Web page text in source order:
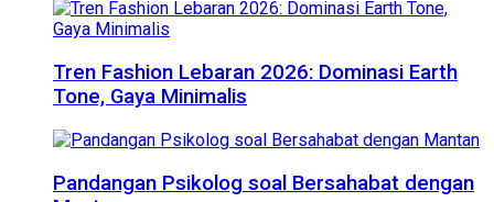
Tren Fashion Lebaran 2026: Dominasi Earth
Tone, Gaya Minimalis
Pandangan Psikolog soal Bersahabat dengan